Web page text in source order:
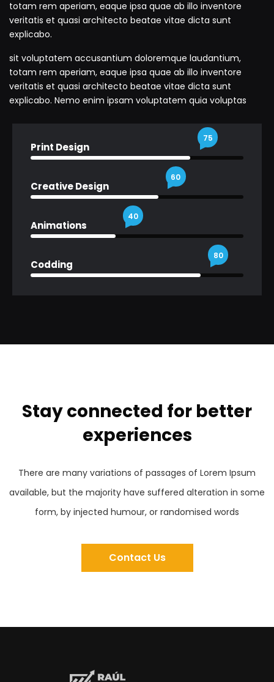
totam rem aperiam, eaque ipsa quae ab illo inventore
veritatis et quasi architecto beatae vitae dicta sunt
explicabo.
sit voluptatem accusantium doloremque laudantium,
totam rem aperiam, eaque ipsa quae ab illo inventore
veritatis et quasi architecto beatae vitae dicta sunt
explicabo. Nemo enim ipsam voluptatem quia voluptas
Print Design
75
Creative Design
60
Animations
40
Codding
80
Stay connected for better
experiences
There are many variations of passages of Lorem Ipsum
available, but the majority have suffered alteration in some
form, by injected humour, or randomised words
Contact Us